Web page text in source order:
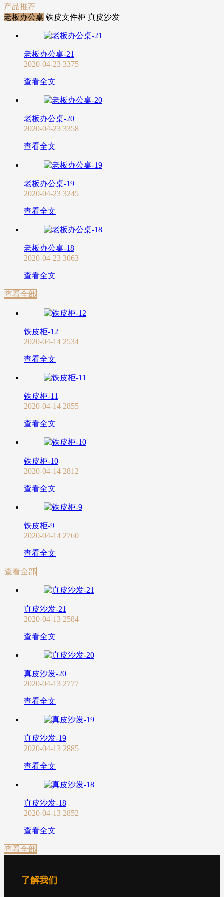
产品推荐
老板办公桌 铁皮文件柜 真皮沙发
老板办公桌-21
2020-04-23 3375
查看全文
老板办公桌-20
2020-04-23 3358
查看全文
老板办公桌-19
2020-04-23 3245
查看全文
老板办公桌-18
2020-04-23 3063
查看全文
查看全部
铁皮柜-12
2020-04-14 2534
查看全文
铁皮柜-11
2020-04-14 2855
查看全文
铁皮柜-10
2020-04-14 2812
查看全文
铁皮柜-9
2020-04-14 2760
查看全文
查看全部
真皮沙发-21
2020-04-13 2584
查看全文
真皮沙发-20
2020-04-13 2777
查看全文
真皮沙发-19
2020-04-13 2885
查看全文
真皮沙发-18
2020-04-13 2852
查看全文
查看全部
了解我们